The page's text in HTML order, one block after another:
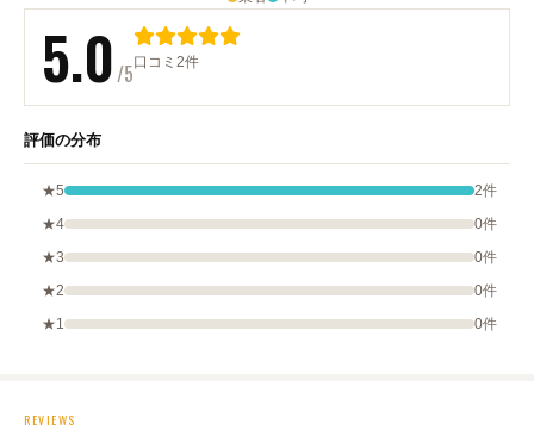
5.0/5口コミ2件
評価の分布
★5
2件
★4
0件
★3
0件
★2
0件
★1
0件
REVIEWS